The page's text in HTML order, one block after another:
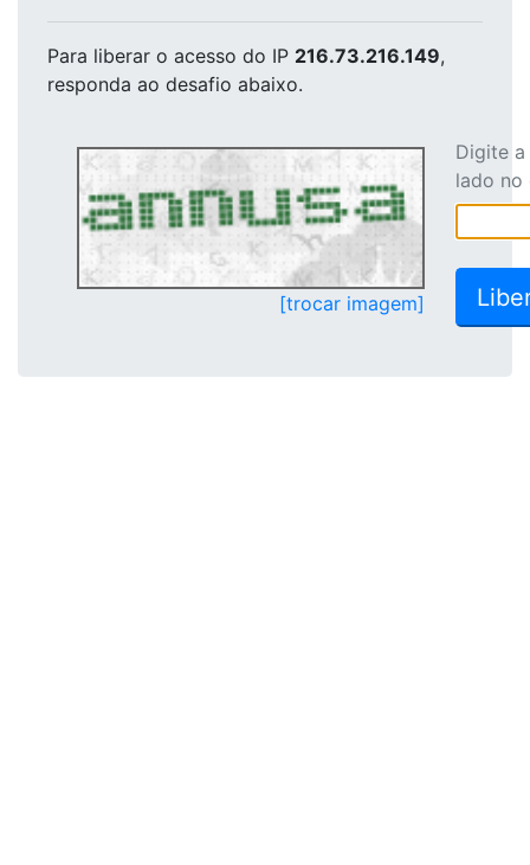
Para liberar o acesso do IP 216.73.216.149,
responda ao desafio abaixo.
[trocar imagem]
Digite
lado no